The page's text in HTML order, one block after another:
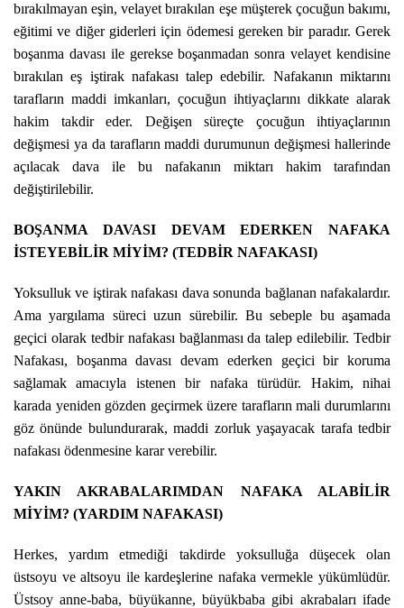
bırakılmayan eşin, velayet bırakılan eşe müşterek çocuğun bakımı,
eğitimi ve diğer giderleri için ödemesi gereken bir paradır. Gerek
boşanma davası ile gerekse boşanmadan sonra velayet kendisine
bırakılan eş iştirak nafakası talep edebilir. Nafakanın miktarını
tarafların maddi imkanları, çocuğun ihtiyaçlarını dikkate alarak
hakim takdir eder. Değişen süreçte çocuğun ihtiyaçlarının
değişmesi ya da tarafların maddi durumunun değişmesi hallerinde
açılacak dava ile bu nafakanın miktarı hakim tarafından
değiştirilebilir.
BOŞANMA DAVASI DEVAM EDERKEN NAFAKA
İSTEYEBİLİR MİYİM? (TEDBİR NAFAKASI)
Yoksulluk ve iştirak nafakası dava sonunda bağlanan nafakalardır.
Ama yargılama süreci uzun sürebilir. Bu sebeple bu aşamada
geçici olarak tedbir nafakası bağlanması da talep edilebilir. Tedbir
Nafakası, boşanma davası devam ederken geçici bir koruma
sağlamak amacıyla istenen bir nafaka türüdür. Hakim, nihai
karada yeniden gözden geçirmek üzere tarafların mali durumlarını
göz önünde bulundurarak, maddi zorluk yaşayacak tarafa tedbir
nafakası ödenmesine karar verebilir.
YAKIN AKRABALARIMDAN NAFAKA ALABİLİR
MİYİM? (YARDIM NAFAKASI)
Herkes, yardım etmediği takdirde yoksulluğa düşecek olan
üstsoyu ve altsoyu ile kardeşlerine nafaka vermekle yükümlüdür.
Üstsoy anne-baba, büyükanne, büyükbaba gibi akrabaları ifade